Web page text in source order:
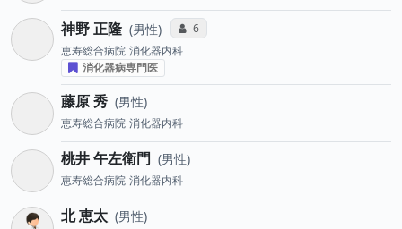
神野 正隆 男性 コミュニケーション・タイプ投票数
6
恵寿総合病院 消化器内科
消化器病専門医
藤原 秀 男性
恵寿総合病院 消化器内科
桃井 午左衛門 男性
恵寿総合病院 消化器内科
北 恵太 男性